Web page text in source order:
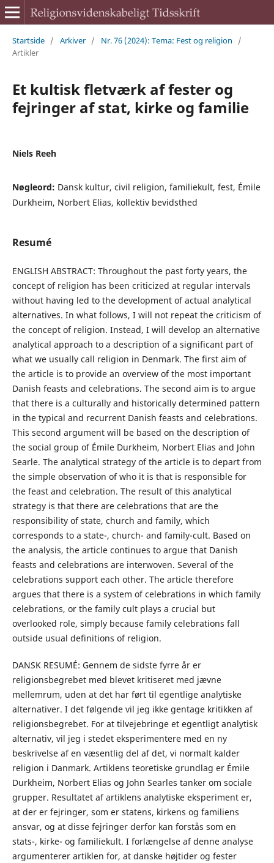
Startside / Arkiver / Nr. 76 (2024): Tema: Fest og religion
/
Artikler
Et kultisk fletværk af fester og
fejringer af stat, kirke og familie
Niels Reeh
Nøgleord: Dansk kultur, civil religion, familiekult, fest, Émile
Durkheim, Norbert Elias, kollektiv bevidsthed
Resumé
ENGLISH ABSTRACT: Throughout the past forty years, the
concept of religion has been criticized at regular intervals
without having led to the development of actual analytical
alternatives. In what follows, I will not repeat the criticism of
the concept of religion. Instead, I will develop an alternative
analytical approach to a description of a significant part of
what we usually call religion in Denmark. The first aim of
the article is to provide an overview of the most important
Danish feasts and celebrations. The second aim is to argue
that there is a culturally and historically determined pattern
in the typical and recurrent Danish feasts and celebrations.
This second argument will be based on the description of
the social group of Émile Durkheim, Norbert Elias and John
Searle. The analytical strategy of the article is to depart from
the simple observation of who it is that is responsible for
the feast and celebration. The result of this analytical
strategy is that there are celebrations that are the
responsibility of state, church and family, which
corresponds to a state-, church- and family-cult. Based on
the analysis, the article continues to argue that Danish
feasts and celebrations are interwoven. Several of the
celebrations support each other. The article therefore
argues that there is a system of celebrations in which family
celebrations, or the family cult plays a crucial but
overlooked role, simply because family celebrations fall
outside usual definitions of religion.
DANSK RESUMÉ: Gennem de sidste fyrre år er
religionsbegrebet med blevet kritiseret med jævne
mellemrum, uden at det har ført til egentlige analytiske
alternativer. I det følgende vil jeg ikke gentage kritikken af
religionsbegrebet. For at tilvejebringe et egentligt analytisk
alternativ, vil jeg i stedet eksperimentere med en ny
beskrivelse af en væsentlig del af det, vi normalt kalder
religion i Danmark. Artiklens teoretiske grundlag er Émile
Durkheim, Norbert Elias og John Searles tanker om sociale
grupper. Resultatet af artiklens analytiske eksperiment er,
at der er fejringer, som er statens, kirkens og familiens
ansvar, og at disse fejringer derfor kan forstås som en
stats-, kirke- og familiekult. I forlængelse af denne analyse
argumenterer artiklen for, at danske højtider og fester